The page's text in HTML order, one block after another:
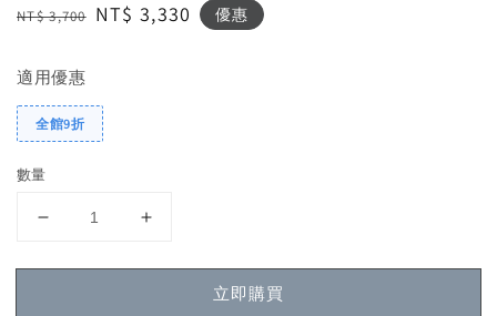
Regular
NT$ 3,700 Sale
NT$ 3,330 優惠
適用優惠
全館9折
數量
立即購買